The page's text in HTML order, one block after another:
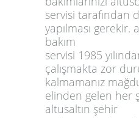
servisi tarafından
yapılması gerekir.
bakım
servisi 1985
çalışmakta zor
kalmamanız
elinden gelen her
altusaltın şehir